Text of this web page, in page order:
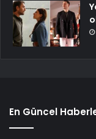
En Güncel